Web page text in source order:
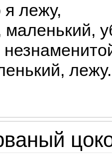
я лежу,
лежу.